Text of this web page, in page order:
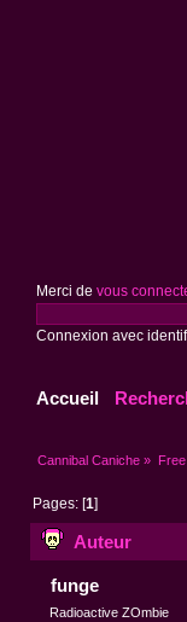
Merci de vous
Connexion avec
Accueil
Cannibal Caniche »
Pages: [1]
Auteur
funge
Radioactive ZOmbie